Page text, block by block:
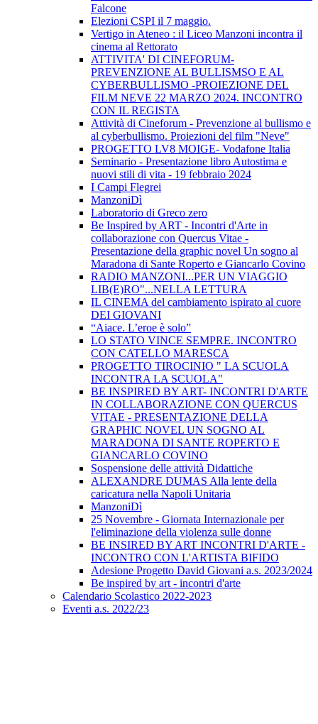
Falcone
Elezioni CSPI il 7 maggio.
Vertigo in Ateneo : il Liceo Manzoni incontra il
cinema al Rettorato
ATTIVITA' DI CINEFORUM-
PREVENZIONE AL BULLISMSO E AL
CYBERBULLISMO -PROIEZIONE DEL
FILM NEVE 22 MARZO 2024. INCONTRO
CON IL REGISTA
Attività di Cineforum - Prevenzione al bullismo e
al cyberbullismo. Proiezioni del film "Neve"
PROGETTO LV8 MOIGE- Vodafone Italia
Seminario - Presentazione libro Autostima e
nuovi stili di vita - 19 febbraio 2024
I Campi Flegrei
ManzoniDì
Laboratorio di Greco zero
Be Inspired by ART - Incontri d'Arte in
collaborazione con Quercus Vitae -
Presentazione della graphic novel Un sogno al
Maradona di Sante Roperto e Giancarlo Covino
RADIO MANZONI...PER UN VIAGGIO
LIB(E)RO"...NELLA LETTURA
IL CINEMA del cambiamento ispirato al cuore
DEI GIOVANI
“Aiace. L’eroe è solo”
LO STATO VINCE SEMPRE. INCONTRO
CON CATELLO MARESCA
PROGETTO TIROCINIO " LA SCUOLA
INCONTRA LA SCUOLA"
BE INSPIRED BY ART- INCONTRI D'ARTE
IN COLLABORAZIONE CON QUERCUS
VITAE - PRESENTAZIONE DELLA
GRAPHIC NOVEL UN SOGNO AL
MARADONA DI SANTE ROPERTO E
GIANCARLO COVINO
Sospensione delle attività Didattiche
ALEXANDRE DUMAS Alla lente della
caricatura nella Napoli Unitaria
ManzoniDì
25 Novembre - Giornata Internazionale per
l'eliminazione della violenza sulle donne
BE INSIRED BY ART INCONTRI D'ARTE -
INCONTRO CON L'ARTISTA BIFIDO
Adesione Progetto David Giovani a.s. 2023/2024
Be inspired by art - incontri d'arte
Calendario Scolastico 2022-2023
Eventi a.s. 2022/23